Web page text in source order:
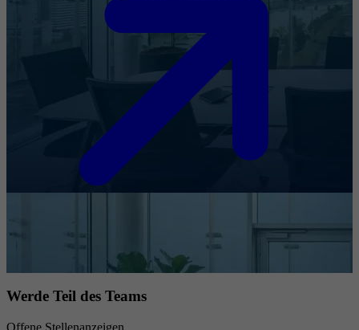
Werde Teil des Teams